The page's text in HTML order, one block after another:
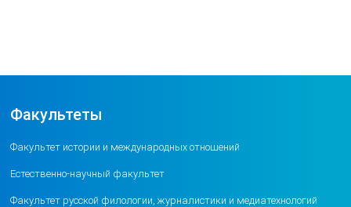
Факультеты
Факультет истории и международных отношений
Естественно-научный факультет
Факультет русской филологии, журналистики и медиатехнологий